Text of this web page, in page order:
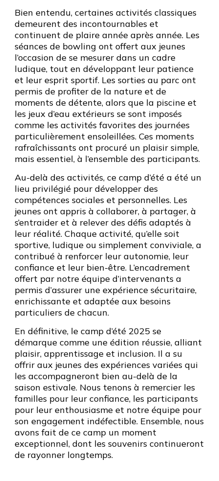
Bien entendu, certaines activités classiques
demeurent des incontournables et
continuent de plaire année après année. Les
séances de bowling ont offert aux jeunes
l’occasion de se mesurer dans un cadre
ludique, tout en développant leur patience
et leur esprit sportif. Les sorties au parc ont
permis de profiter de la nature et de
moments de détente, alors que la piscine et
les jeux d’eau extérieurs se sont imposés
comme les activités favorites des journées
particulièrement ensoleillées. Ces moments
rafraîchissants ont procuré un plaisir simple,
mais essentiel, à l’ensemble des participants.
Au-delà des activités, ce camp d’été a été un
lieu privilégié pour développer des
compétences sociales et personnelles. Les
jeunes ont appris à collaborer, à partager, à
s’entraider et à relever des défis adaptés à
leur réalité. Chaque activité, qu’elle soit
sportive, ludique ou simplement conviviale, a
contribué à renforcer leur autonomie, leur
confiance et leur bien-être. L’encadrement
offert par notre équipe d’intervenants a
permis d’assurer une expérience sécuritaire,
enrichissante et adaptée aux besoins
particuliers de chacun.
En définitive, le camp d’été 2025 se
démarque comme une édition réussie, alliant
plaisir, apprentissage et inclusion. Il a su
offrir aux jeunes des expériences variées qui
les accompagneront bien au-delà de la
saison estivale. Nous tenons à remercier les
familles pour leur confiance, les participants
pour leur enthousiasme et notre équipe pour
son engagement indéfectible. Ensemble, nous
avons fait de ce camp un moment
exceptionnel, dont les souvenirs continueront
de rayonner longtemps.